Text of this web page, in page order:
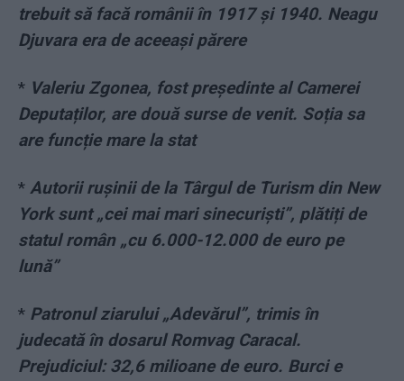
trebuit să facă românii în 1917 și 1940. Neagu
Djuvara era de aceeași părere
* Valeriu Zgonea, fost președinte al Camerei
Deputaților, are două surse de venit. Soția sa
are funcție mare la stat
* Autorii rușinii de la Târgul de Turism din New
York sunt „cei mai mari sinecuriști”, plătiți de
statul român „cu 6.000-12.000 de euro pe
lună”
* Patronul ziarului „Adevărul”, trimis în
judecată în dosarul Romvag Caracal.
Prejudiciul: 32,6 milioane de euro. Burci e